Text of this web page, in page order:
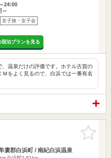
24:00
～
女子旅・女子会
泊プランを見る
、温泉だけの評価です。ホテル古賀の
をよく見るので、白浜では一番有名
お気に入
りに追加
婁郡白浜町 / 南紀白浜温泉